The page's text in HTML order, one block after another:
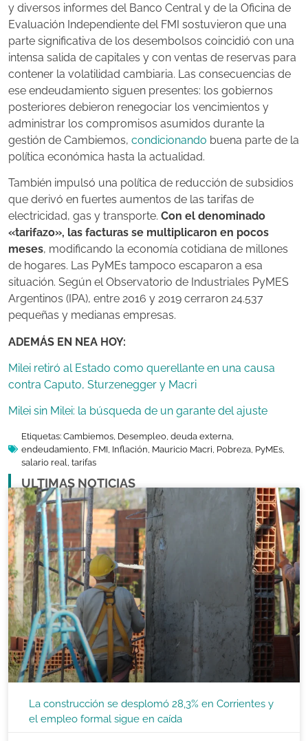
y diversos informes del Banco Central y de la Oficina de
Evaluación Independiente del FMI sostuvieron que una
parte significativa de los desembolsos coincidió con una
intensa salida de capitales y con ventas de reservas para
contener la volatilidad cambiaria. Las consecuencias de
ese endeudamiento siguen presentes: los gobiernos
posteriores debieron renegociar los vencimientos y
administrar los compromisos asumidos durante la
gestión de Cambiemos, condicionando buena parte de la
política económica hasta la actualidad.
También impulsó una política de reducción de subsidios
que derivó en fuertes aumentos de las tarifas de
electricidad, gas y transporte. Con el denominado
«tarifazo», las facturas se multiplicaron en pocos
meses, modificando la economía cotidiana de millones
de hogares. Las PyMEs tampoco escaparon a esa
situación. Según el Observatorio de Industriales PyMES
Argentinos (IPA), entre 2016 y 2019 cerraron 24.537
pequeñas y medianas empresas.
ADEMÁS EN NEA HOY:
Milei retiró al Estado como querellante en una causa
contra Caputo, Sturzenegger y Macri
Milei sin Milei: la búsqueda de un garante del ajuste
Etiquetas: Cambiemos Desempleo deuda externa
endeudamiento FMI Inflación Mauricio Macri Pobreza PyMEs
salario real tarifas
ULTIMAS NOTICIAS
La construcción se desplomó 28,3% en Corrientes y
el empleo formal sigue en caída